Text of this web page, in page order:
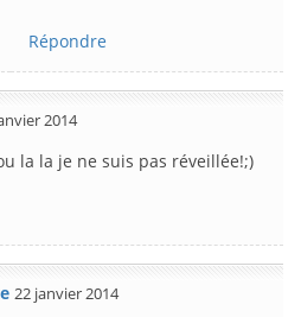
Répondre
2014
la la je ne suis pas réveillée!;)
22 janvier 2014